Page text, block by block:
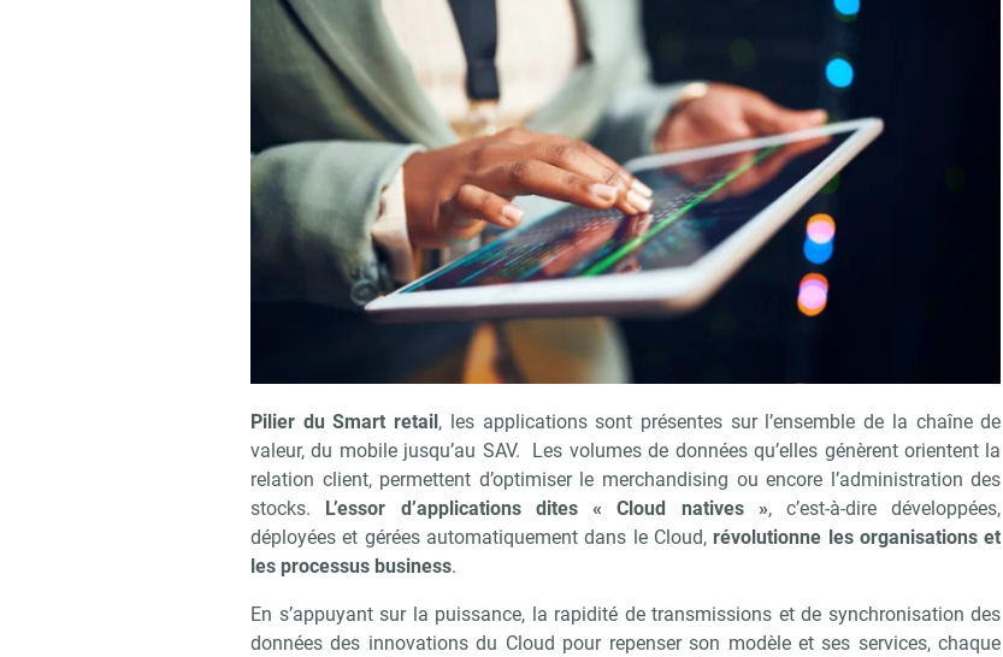
Pilier du Smart retail, les applications sont présentes sur l’ensemble de la chaîne de
valeur, du mobile jusqu’au SAV. Les volumes de données qu’elles génèrent orientent la
relation client, permettent d’optimiser le merchandising ou encore l’administration des
stocks. L’essor d’applications dites « Cloud natives », c’est-à-dire développées,
déployées et gérées automatiquement dans le Cloud, révolutionne les organisations et
les processus business.
En s’appuyant sur la puissance, la rapidité de transmissions et de synchronisation des
données des innovations du Cloud pour repenser son modèle et ses services, chaque